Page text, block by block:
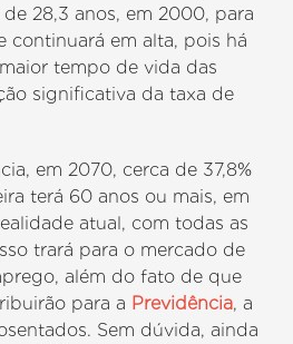
28,3 anos, em 2000, para
continuará em alta, pois há
tempo de vida das
significativa da taxa de
em 2070, cerca de 37,8%
terá 60 anos ou mais, em
atual, com todas as
trará para o mercado de
além do fato de que
para a Previdência, a
Sem dúvida, ainda